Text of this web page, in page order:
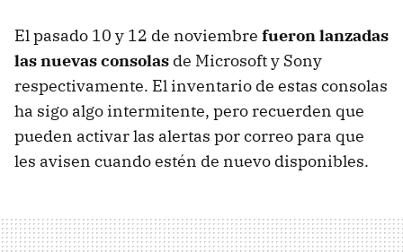
El pasado 10 y 12 de noviembre fueron lanzadas
las nuevas consolas de Microsoft y Sony
respectivamente. El inventario de estas consolas
ha sigo algo intermitente, pero recuerden que
pueden activar las alertas por correo para que
les avisen cuando estén de nuevo disponibles.